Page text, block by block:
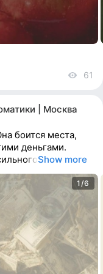
61
| Москва
боится места,
деньгами.
Show more
1/6